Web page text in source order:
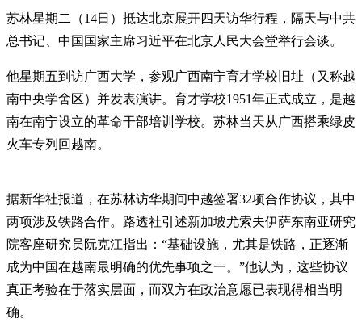
苏林星期二（14日）抵达北京展开四天访华行程，隔天与中共
总书记、中国国家主席习近平在北京人民大会堂举行会谈。
他星期五到访广西大学，参观广西南宁育才学校旧址（又称越
南中央学舍区）并发表演讲。育才学校1951年正式成立，是越
南在南宁设立的革命干部培训学校。苏林当天从广西搭乘绿皮
火车专列回越南。
据新华社报道，在苏林访华期间中越签署32项合作协议，其中
两项涉及铁路合作。路透社引述新加坡尤索夫伊萨东南亚研究
院客座研究员阮克江指出：“基础设施，尤其是铁路，正逐渐
成为中国在越南最明确的优先事项之一。”他认为，这些协议
真正考验在于落实层面，而双方在政治意愿已表现得相当明
确。